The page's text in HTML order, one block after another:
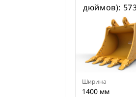
специальные устройства для
дюймов):
Ширина
1400 мм